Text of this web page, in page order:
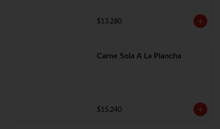
$13.280
Carne Sola A La Plancha
$15.240